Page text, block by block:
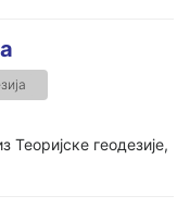
Теоријске геодезије,